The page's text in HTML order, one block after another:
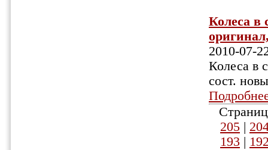
Колеса в
2010-07-
Колеса в
сост.
205 |
193 |